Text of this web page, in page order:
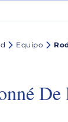
Equipo
De